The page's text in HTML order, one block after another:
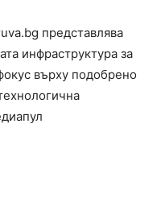
представлява
инфраструктура за
върху подобрено